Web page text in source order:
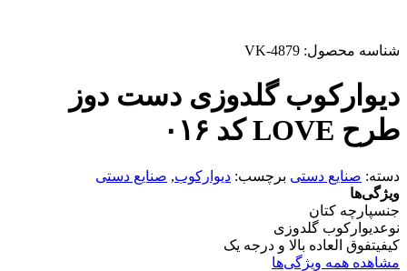
شناسه محصول: VK-4879
دیوارکوب گلدوزی دست دوز
طرح LOVE کد ۰۱۶
دسته: صنایع دستی برچسب: دیوارکوب, صنایع دستی
ویژگی‌ها
جنسپارچه کتان
نوعدیوارکوب گلدوزی
کیفیتفوق العاده بالا و درجه یک
مشاهده همه ویژگی‌ها